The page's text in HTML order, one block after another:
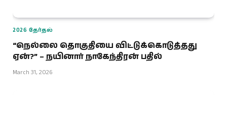
2026 தேர்தல்
“நெல்லை தொகுதியை விட்டுக்கொடுத்த‌து
ஏன்?” – நயினார் நாகேந்திரன் பதில்
March 31, 2026